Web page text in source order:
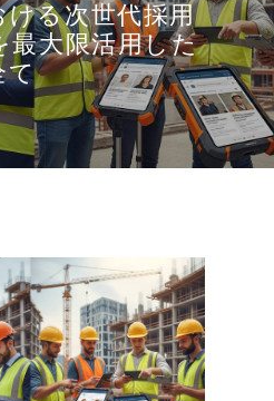
ける次世代採用
最大限活用した
て